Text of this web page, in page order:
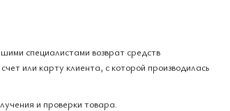
специалистами возврат средств
или карту клиента, с которой производилась
и проверки товара.